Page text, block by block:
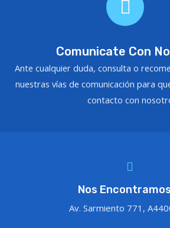
Comunicate Con
Ante cualquier duda, consulta o
nuestras vías de comunicación para
contacto con
Nos
Av. Sarmiento 771,